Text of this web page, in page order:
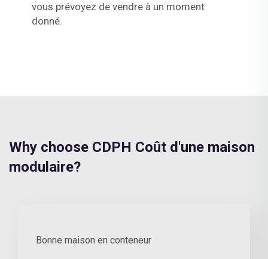
vous prévoyez de vendre à un moment
donné.
Why choose CDPH Coût d'une maison
modulaire?
Bonne maison en conteneur